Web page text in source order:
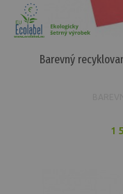
Barevný
1